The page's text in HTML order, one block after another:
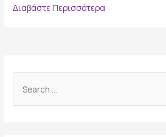
Καλή
Διαβάστε Περισσότερα